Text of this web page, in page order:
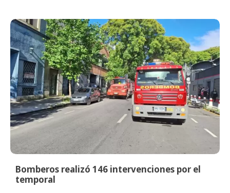
Bomberos realizó 146 intervenciones por el
temporal